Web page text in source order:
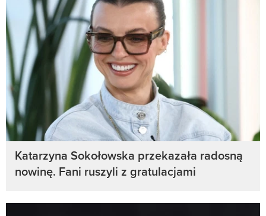
Katarzyna Sokołowska przekazała radosną
nowinę. Fani ruszyli z gratulacjami